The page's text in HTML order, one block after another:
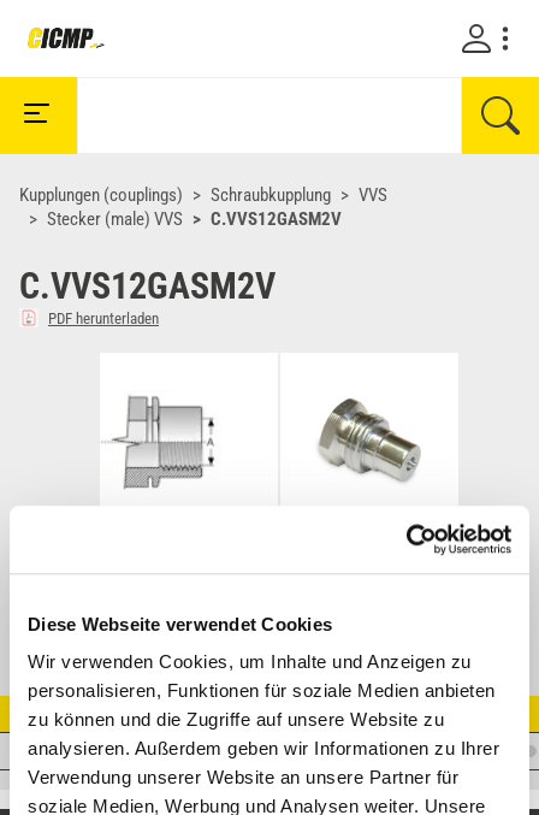
Diese Webseite verwendet Cookies
Wir verwenden Cookies, um Inhalte und Anzeigen zu
personalisieren, Funktionen für soziale Medien anbieten
zu können und die Zugriffe auf unsere Website zu
analysieren. Außerdem geben wir Informationen zu Ihrer
Verwendung unserer Website an unsere Partner für
soziale Medien, Werbung und Analysen weiter. Unsere
Kupplungen (couplings) Schraubkupplung
VVS
Stecker (male) VVS
C.VVS12GASM2V
C.VVS12GASM2V
PDF herunterladen
Artikel Nr.
C.VVS12GASM2V